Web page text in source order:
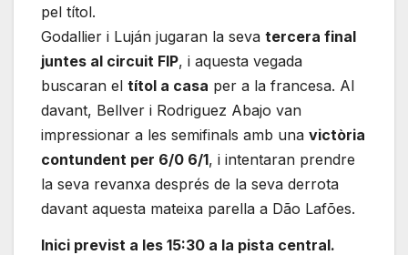
pel títol.
Godallier i Luján jugaran la seva tercera final
juntes al circuit FIP, i aquesta vegada
buscaran el títol a casa per a la francesa. Al
davant, Bellver i Rodriguez Abajo van
impressionar a les semifinals amb una victòria
contundent per 6/0 6/1, i intentaran prendre
la seva revanxa després de la seva derrota
davant aquesta mateixa parella a Dão Lafões.
Inici previst a les 15:30 a la pista central.